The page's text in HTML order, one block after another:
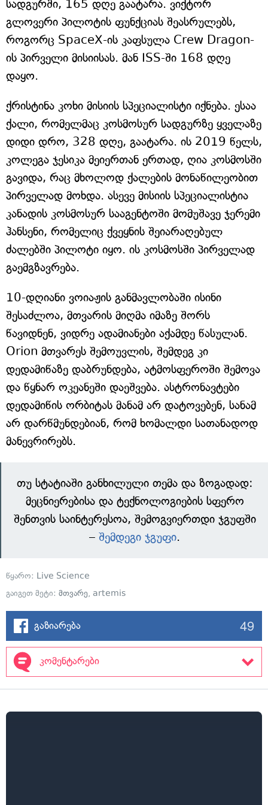
სადგურში, 165 დღე გაატარა. ვიქტორ
გლოვერი პილოტის ფუნქციას შეასრულებს,
როგორც SpaceX-ის კაფსულა Crew Dragon-
ის პირველი მისიისას. მან ISS-ში 168 დღე
დაყო.
ქრისტინა კოხი მისიის სპეციალისტი იქნება. ესაა
ქალი, რომელმაც კოსმოსურ სადგურზე ყველაზე
დიდი დრო, 328 დღე, გაატარა. ის 2019 წელს,
კოლეგა ჯესიკა მეიერთან ერთად, ღია კოსმოსში
გავიდა, რაც მხოლოდ ქალების მონაწილეობით
პირველად მოხდა. ასევე მისიის სპეციალისტია
კანადის კოსმოსურ სააგენტოში მომუშავე ჯერემი
ჰანსენი, რომელიც ქვეყნის შეიარაღებულ
ძალებში პილოტი იყო. ის კოსმოსში პირველად
გაემგზავრება.
10-დღიანი ვოიაჟის განმავლობაში ისინი
შესაძლოა, მთვარის მიღმა იმაზე შორს
წავიდნენ, ვიდრე ადამიანები აქამდე წასულან.
Orion მთვარეს შემოუვლის, შემდეგ კი
დედამიწაზე დაბრუნდება, ატმოსფეროში შემოვა
და წყნარ ოკეანეში დაეშვება. ასტრონავტები
დედამიწის ორბიტას მანამ არ დატოვებენ, სანამ
არ დარწმუნდებიან, რომ ხომალდი სათანადოდ
მანევრირებს.
თუ სტატიაში განხილული თემა და ზოგადად:
მეცნიერებისა და ტექნოლოგიების სფერო
შენთვის საინტერესოა, შემოგვიერთდი ჯგუფში
– შემდეგი ჯგუფი.
წყარო: Live Science
გაიგეთ მეტი: მთვარე, artemis
გაზიარება 49
კომენტარები